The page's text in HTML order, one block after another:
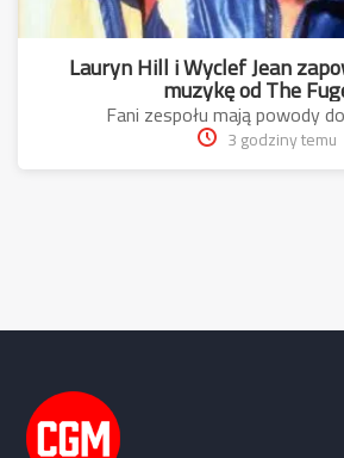
Lauryn Hill i Wyclef Jean
muzykę od The
Fani zespołu mają powody
3 godziny temu